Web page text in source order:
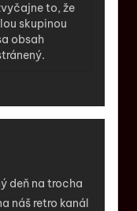
to, že
skupinou
obsah
deň na trocha
náš retro kanál